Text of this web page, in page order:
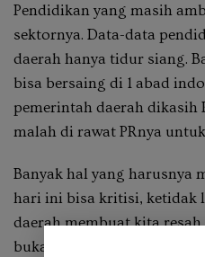
Pendidikan yang masih
sektornya. Data-data
daerah hanya tidur siang.
bisa bersaing di 1 abad
pemerintah daerah dikasih
malah di rawat PRnya
Banyak hal yang harusnya
hari ini bisa kritisi, ketidak
daerah membuat kita
bukan expansi menggali